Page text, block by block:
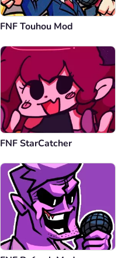
Comentário
06.10.2024
Comentário
FNF Touhou Mod
FNF StarCatcher